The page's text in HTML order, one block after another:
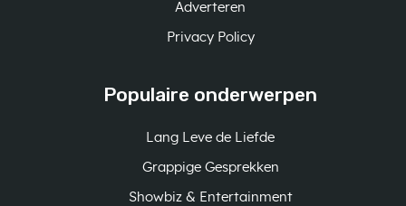
Adverteren
Privacy Policy
Populaire onderwerpen
Lang Leve de Liefde
Grappige Gesprekken
Showbiz & Entertainment